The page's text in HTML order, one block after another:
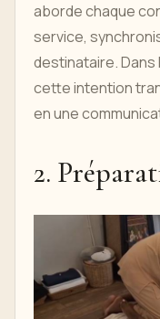
aborde chaque
service,
destinataire.
cette intention
en une
2.